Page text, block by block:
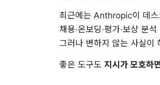
최근에는 Anthropic이 데
채용·온보딩·평가·보상 분
그러나 변하지 않는 사실이
좋은 도구도 지시가 모호하